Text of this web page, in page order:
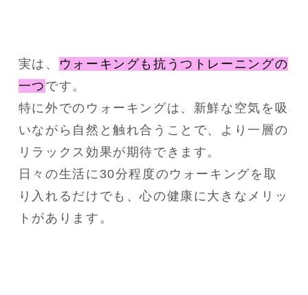
実は、
ウォーキングも抗うつトレーニングの
一つ です。
特に外でのウォーキングは、新鮮な空気を吸
いながら自然と触れ合うことで、より一層の
リラックス効果が期待できます。
日々の生活に30分程度のウォーキングを取
り入れるだけでも、心の健康に大きなメリッ
トがあります。